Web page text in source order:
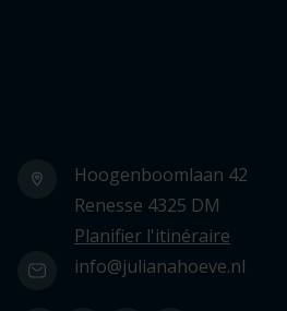
Hoogenboomlaan 42
Renesse 4325 DM
Planifier l'itinéraire
info@julianahoeve.nl